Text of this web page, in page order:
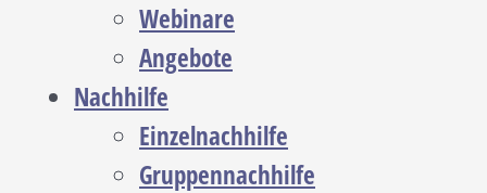
Webinare
Angebote
Nachhilfe
Einzelnachhilfe
Gruppennachhilfe